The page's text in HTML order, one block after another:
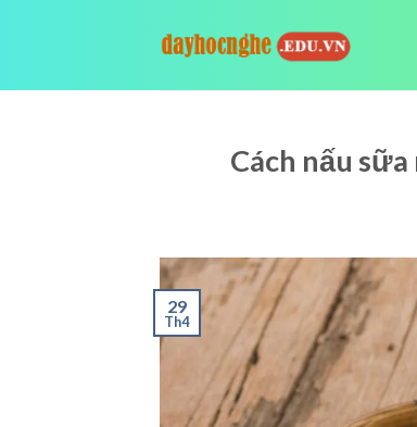
Cách nấu
29
Th4